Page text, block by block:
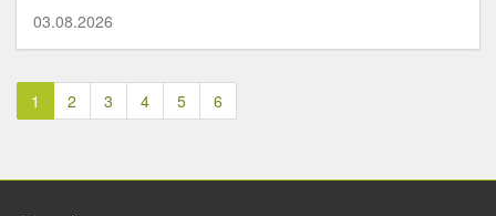
03.08.2026
1 2 3 4 5 6